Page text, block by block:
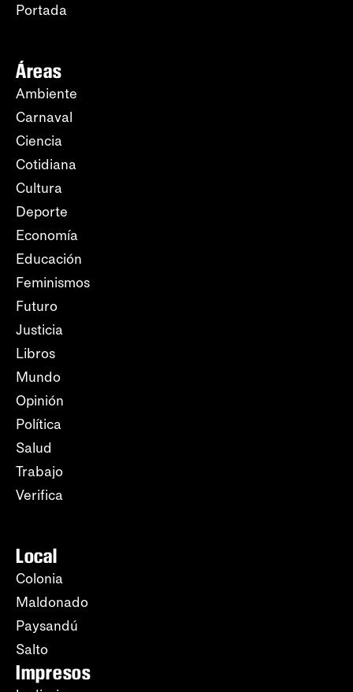
Portada
Áreas
Ambiente
Carnaval
Ciencia
Cotidiana
Cultura
Deporte
Economía
Educación
Feminismos
Futuro
Justicia
Libros
Mundo
Opinión
Política
Salud
Trabajo
Verifica
Local
Colonia
Maldonado
Paysandú
Salto
Impresos